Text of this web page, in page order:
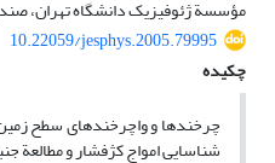
مؤسسة ژئوفیزیک دانشگاه تهران، صندوق
10.22059/jesphys.2005.79995
چکیده
چرخندها و واچرخندهای سطح
شناسایی امواج کژفشار و مطالعة